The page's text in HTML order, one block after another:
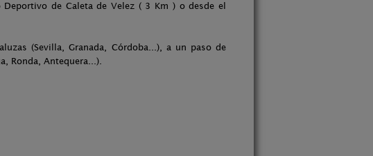
de Caleta de Velez ( 3 Km ) o desde el
(Sevilla, Granada, Córdoba...), a un paso de
Ronda, Antequera...).